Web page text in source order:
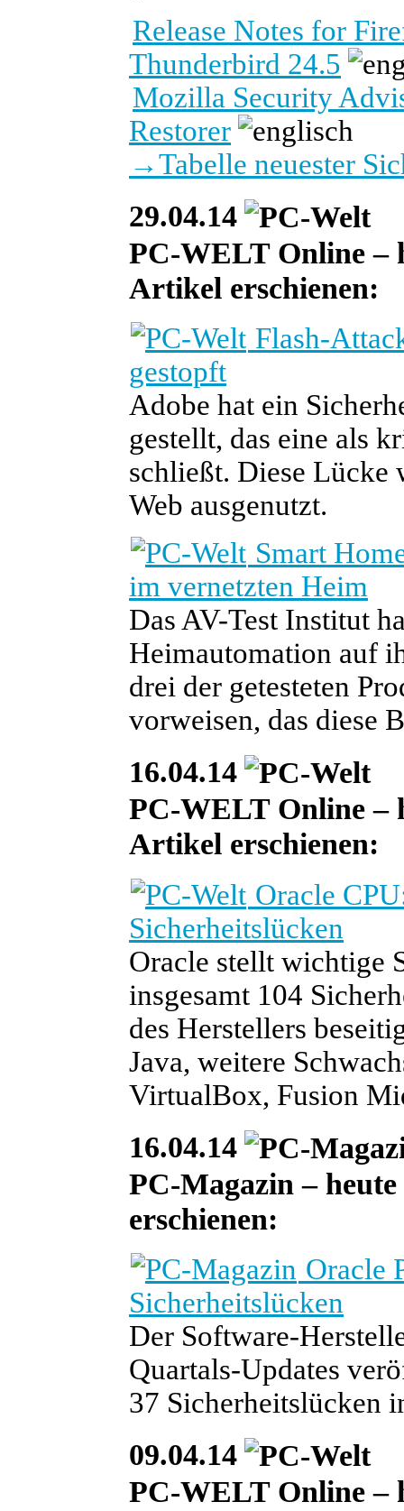
Release Notes for
Thunderbird 24.5
Mozilla Security
Restorer
→Tabelle neuester
29.04.14
PC-WELT Online –
Artikel erschienen:
Flash-
gestopft
Adobe hat ein
gestellt, das eine als
schließt. Diese
Web ausgenutzt.
Smart
im vernetzten Heim
Das AV-Test Institut
Heimautomation auf
drei der getesteten
vorweisen, das diese
16.04.14
PC-WELT Online –
Artikel erschienen:
Oracle
Sicherheitslücken
Oracle stellt wichtige
insgesamt 104
des Herstellers
Java, weitere
VirtualBox, Fusion
16.04.14
PC-Magazin –
erschienen:
Oracle
Sicherheitslücken
Der Software-
Quartals-Updates
37 Sicherheitslücken
09.04.14
PC-WELT Online –